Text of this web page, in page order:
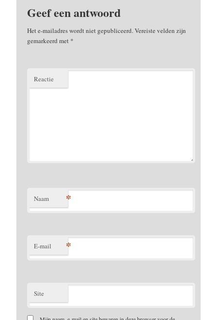
Geef een antwoord
Het e-mailadres wordt niet gepubliceerd.Vereiste velden zijn
gemarkeerd met *
Reactie
Naam *
E-mail *
Site